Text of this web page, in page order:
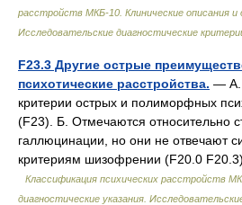
расстройств МКБ-10. Клинические описания и
Исследовательские диагностические
F23.3 Другие острые
психотические расстройства. — А.
критерии острых и полиморфных
(F23). Б. Отмечаются относительно
галлюцинации, но они не отвечают
критериям шизофрении (F20.0
Классификация психических расстройств
диагностические указания.